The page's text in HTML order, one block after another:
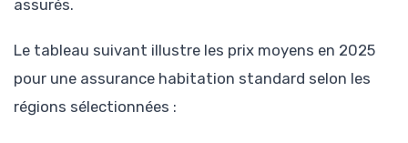
assurés.
Le tableau suivant illustre les prix moyens en 2025
pour une assurance habitation standard selon les
régions sélectionnées :